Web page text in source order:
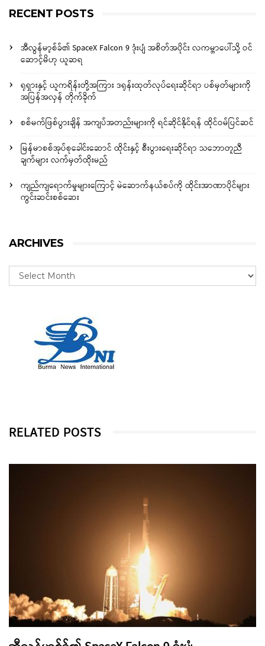
RECENT POSTS
အီလွန်မာ့စ်ခ်၏ SpaceX Falcon 9 ဒုံးပျံ အစိတ်အပိုင်း လကမ္ဘာပေါ်သို့ ဝင်
ဆောင့်မိဟု ယူဆရ
ရုရှားနှင့် ယူကရိန်းတို့အကြား ဒရုန်းထုတ်လုပ်ရေးဆိုင်ရာ ပစ်မှတ်များကို
အပြန်အလှန် တိုက်ခိုက်
စစ်မက်ဖြစ်ပွားချိန် အကျပ်အတည်းများကို ရင်ဆိုင်နိုင်ရန် ထိုင်ဝမ်ပြင်ဆင်
မြန်မာစစ်အုပ်စုခေါင်းဆောင် ထိုင်းနှင့် စီးပွားရေးဆိုင်ရာ သဘောတူညီ
ချက်များ လက်မှတ်ထိုးမည်
ကျည်ကျရောက်မှုများကြောင့် မဲဆောက်နယ်စပ်ကို ထိုင်းအာဏာပိုင်များ
ကွင်းဆင်းစစ်ဆေး
ARCHIVES
RELATED POSTS